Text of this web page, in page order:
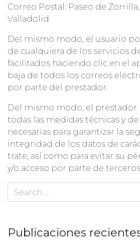
Correo Postal: Paseo de Zorrilla,
Valladolid
Del mismo modo, el usuario
de cualquiera de los servicios
facilitados haciendo clic en el
baja de todos los correos
por parte del prestador.
Del mismo modo, el prestador
todas las medidas técnicas y
necesarias para garantizar la
integridad de los datos de
trate, así como para evitar su
y/o acceso por parte de
Search
Publicaciones